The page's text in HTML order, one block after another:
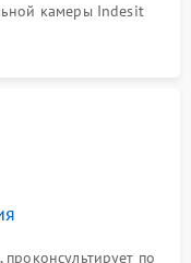
камеры Indesit
по